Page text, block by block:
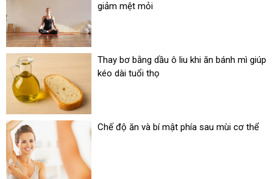
giảm mệt mỏi
Thay bơ bằng dầu ô liu khi ăn bánh mì giúp
kéo dài tuổi thọ
Chế độ ăn và bí mật phía sau mùi cơ thể